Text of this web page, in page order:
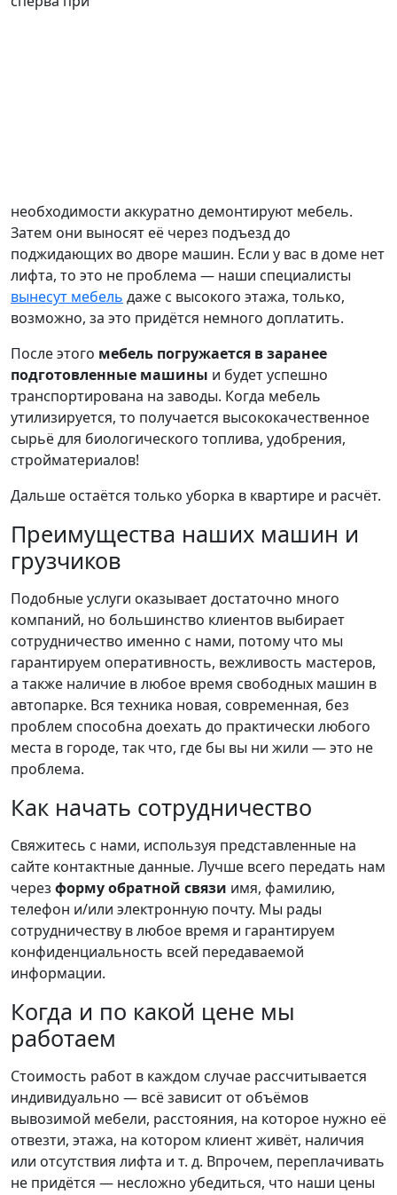
необходимости аккуратно демонтируют мебель.
Затем они выносят её через подъезд до
поджидающих во дворе машин. Если у вас в доме нет
лифта, то это не проблема — наши специалисты
вынесут мебель даже с высокого этажа, только,
возможно, за это придётся немного доплатить.
После этого мебель погружается в заранее
подготовленные машины и будет успешно
транспортирована на заводы. Когда мебель
утилизируется, то получается высококачественное
сырьё для биологического топлива, удобрения,
стройматериалов!
Дальше остаётся только уборка в квартире и расчёт.
Преимущества наших машин и
грузчиков
Подобные услуги оказывает достаточно много
компаний, но большинство клиентов выбирает
сотрудничество именно с нами, потому что мы
гарантируем оперативность, вежливость мастеров,
а также наличие в любое время свободных машин в
автопарке. Вся техника новая, современная, без
проблем способна доехать до практически любого
места в городе, так что, где бы вы ни жили — это не
проблема.
Как начать сотрудничество
Свяжитесь с нами, используя представленные на
сайте контактные данные. Лучше всего передать нам
через форму обратной связи имя, фамилию,
телефон и/или электронную почту. Мы рады
сотрудничеству в любое время и гарантируем
конфиденциальность всей передаваемой
информации.
Когда и по какой цене мы
работаем
Стоимость работ в каждом случае рассчитывается
индивидуально — всё зависит от объёмов
вывозимой мебели, расстояния, на которое нужно её
отвезти, этажа, на котором клиент живёт, наличия
или отсутствия лифта и т. д. Впрочем, переплачивать
не придётся — несложно убедиться, что наши цены